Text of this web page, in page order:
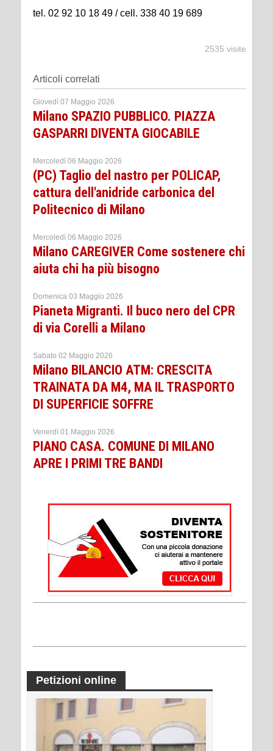
tel. 02 92 10 18 49 / cell. 338 40 19 689
2535 visite
Articoli correlati
Giovedì 07 Maggio 2026
Milano SPAZIO PUBBLICO. PIAZZA
GASPARRI DIVENTA GIOCABILE
Mercoledì 06 Maggio 2026
(PC) Taglio del nastro per POLICAP,
cattura dell'anidride carbonica del
Politecnico di Milano
Mercoledì 06 Maggio 2026
Milano CAREGIVER Come sostenere chi
aiuta chi ha più bisogno
Domenica 03 Maggio 2026
Pianeta Migranti. Il buco nero del CPR
di via Corelli a Milano
Sabato 02 Maggio 2026
Milano BILANCIO ATM: CRESCITA
TRAINATA DA M4, MA IL TRASPORTO
DI SUPERFICIE SOFFRE
Venerdì 01 Maggio 2026
PIANO CASA. COMUNE DI MILANO
APRE I PRIMI TRE BANDI
Petizioni online